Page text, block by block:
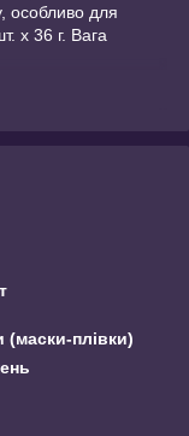
особливо для
х 36 г. Вага
(маски-плівки)